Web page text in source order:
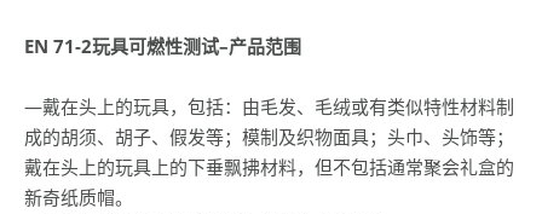
EN 71-2玩具可燃性测试–产品范围
—戴在头上的玩具，包括：由毛发、毛绒或有类似特性材料制
成的胡须、胡子、假发等；模制及织物面具；头巾、头饰等；
戴在头上的玩具上的下垂飘拂材料，但不包括通常聚会礼盒的
新奇纸质帽。